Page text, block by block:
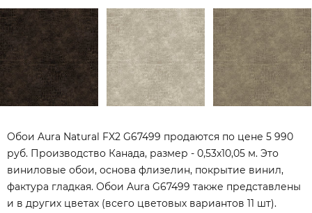
Обои Aura Natural FX2 G67499 продаются по цене 5 990
руб. Производство Канада, размер - 0,53x10,05 м. Это
виниловые обои, основа флизелин, покрытие винил,
фактура гладкая. Обои Aura G67499 также представлены
и в других цветах (всего цветовых вариантов 11 шт).